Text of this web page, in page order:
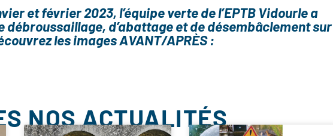
et février 2023, l’équipe verte de l’EPTB Vidourle a
d’abattage et de désembâclement sur
les images AVANT/APRÈS :
NOS ACTUALITÉS